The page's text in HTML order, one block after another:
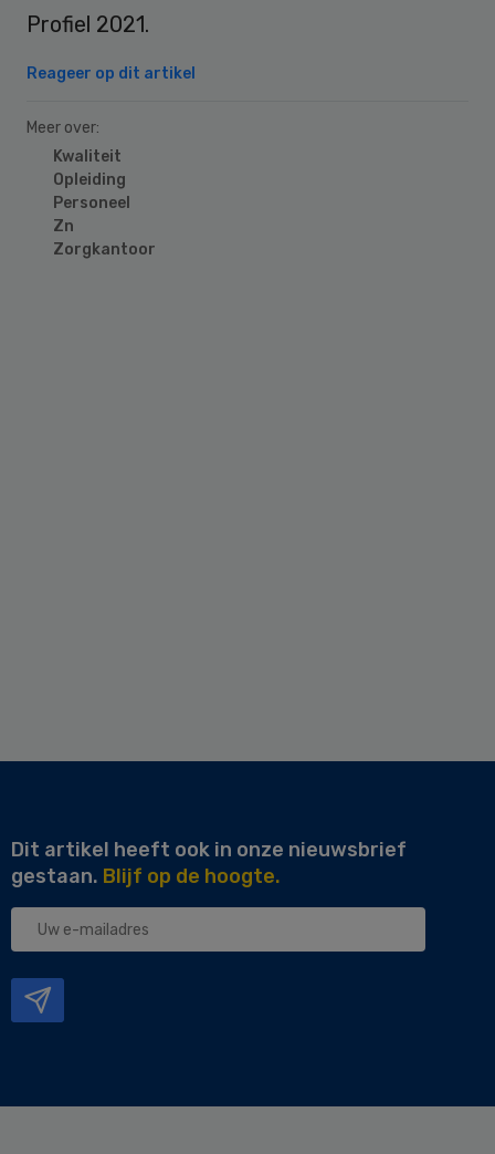
Profiel 2021.
Reageer op dit artikel
Meer over:
Kwaliteit
Opleiding
Personeel
Zn
Zorgkantoor
Dit artikel heeft ook in onze nieuwsbrief
gestaan. Blijf op de hoogte.
Uw